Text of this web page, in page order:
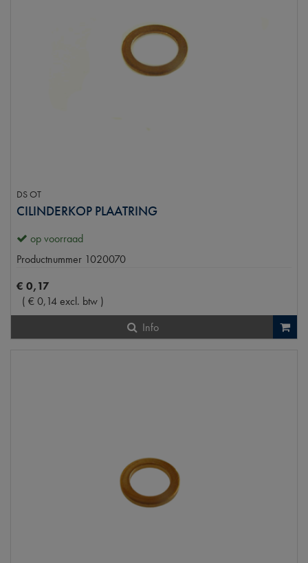
DS OT
CILINDERKOP PLAATRING
op voorraad
Productnummer 1020070
€ 0,17
( €0,14excl. btw )
Info